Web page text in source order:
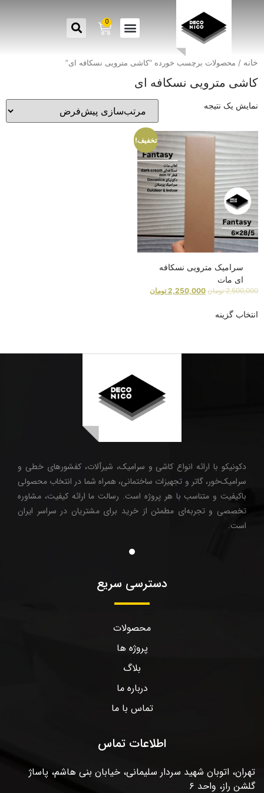
0
خانه / محصولات برچسب خورده “کاشی مترویی نسکافه ای”
کاشی مترویی نسکافه ای
نمایش یک نتیجه
تخفیف!
سرامیک مترویی نسکافه
ای مات
2,500,000 تومان 2,250,000 تومان
انتخاب گزینه
دکونیکو با ارائه انواع کاشی و سرامیک، شیرآلات، کفشورهای خطی و
سرامیک‌خور، گاتر و تجهیزات ساختمانی، همراه شما در انتخاب محصولی
باکیفیت و متناسب با هر پروژه است. رسالت ما ارائه کیفیت، مشاوره
تخصصی و تجربه‌ای مطمئن از خرید برای مشتریان در سراسر ایران
است.
دسترسی سریع
محصولات
پروژه ها
بلاگ
درباره ما
تماس با ما
اطلاعات تماس
تهران، اتوبان شهید سردار سلیمانی، خیابان بنی هاشم، پاساژ
گلشن راز، واحد ۶